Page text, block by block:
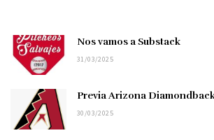
Nos vamos a Substack
31/03/2025
Previa Arizona
30/03/2025